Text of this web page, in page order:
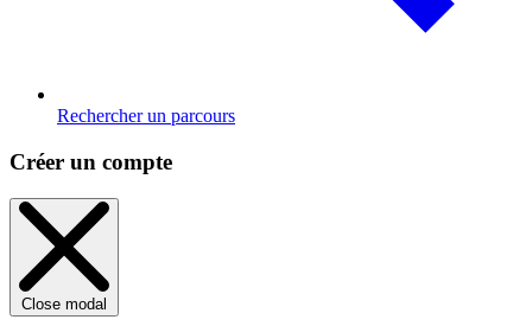
Rechercher un parcours
Créer un compte
Close modal